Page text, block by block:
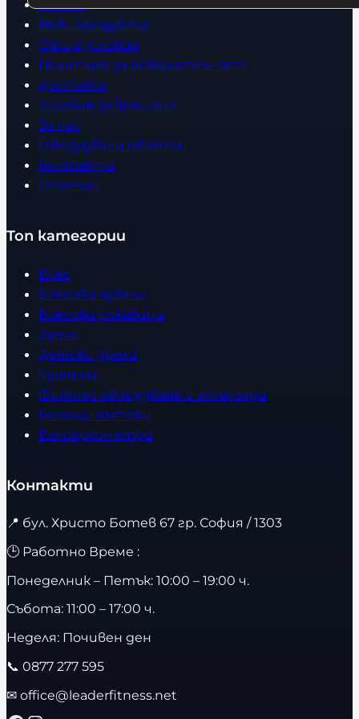
Нови продукти
Общи условия
Политика за поверителност
Доставка
Условия за връщане
За нас
Оборудвани обекти
Контакти
Статии
Топ категории
Бокс
Боксови чували
Боксови ръкавици
Дрехи
Детски дрехи
Суичъри
Фитнес оборудване и аксесоари
Бягащи пътеки
Велоергометри
Контакти
📍 бул. Христо Ботев 67 гр. София / 1303
🕒 Работно Време :
Понеделник – Петък: 10:00 – 19:00 ч.
Събота: 11:00 – 17:00 ч.
Неделя: Почивен ден
📞 0877 277 595
✉ office@leaderfitness.net